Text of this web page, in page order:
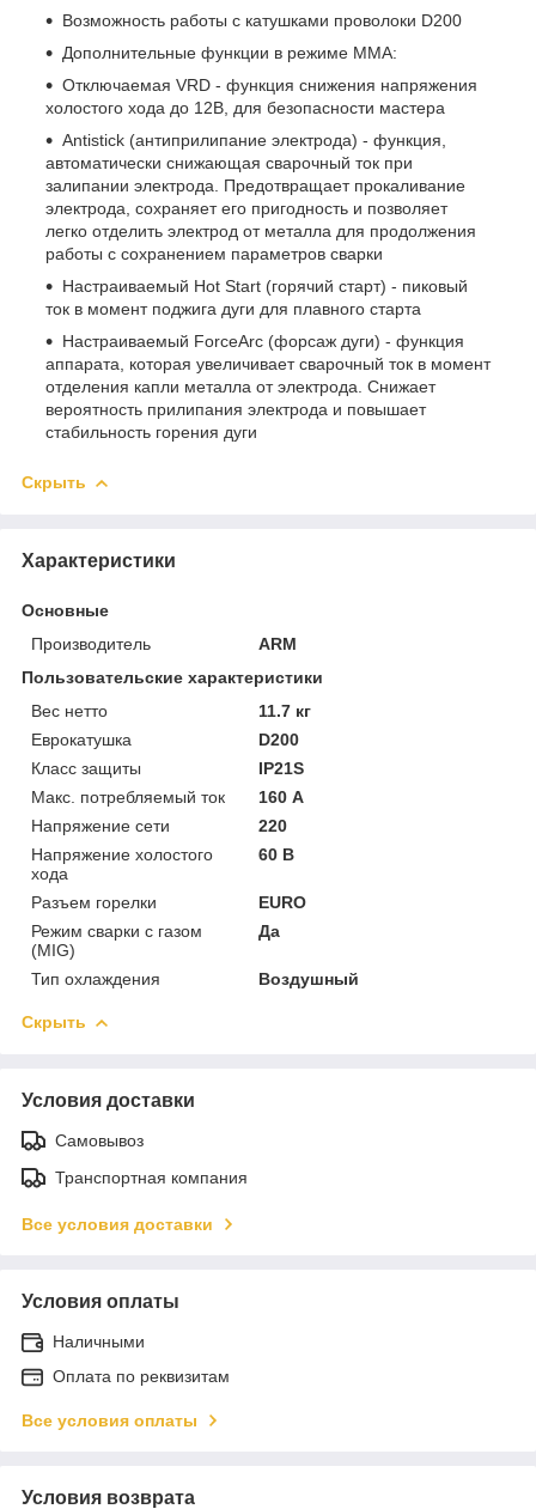
Возможность работы с катушками проволоки D200
Дополнительные функции в режиме ММА:
Отключаемая VRD - функция снижения напряжения
холостого хода до 12В, для безопасности мастера
Antistick (антиприлипание электрода) - функция,
автоматически снижающая сварочный ток при
залипании электрода. Предотвращает прокаливание
электрода, сохраняет его пригодность и позволяет
легко отделить электрод от металла для продолжения
работы с сохранением параметров сварки
Настраиваемый Hot Start (горячий старт) - пиковый
ток в момент поджига дуги для плавного старта
Настраиваемый ForceArc (форсаж дуги) - функция
аппарата, которая увеличивает сварочный ток в момент
отделения капли металла от электрода. Снижает
вероятность прилипания электрода и повышает
стабильность горения дуги
Скрыть
Характеристики
Основные
Производитель
ARM
Пользовательские характеристики
Вес нетто
11.7 кг
Еврокатушка
D200
Класс защиты
IP21S
Макс. потребляемый ток
160 А
Напряжение сети
220
Напряжение холостого
хода
60 В
Разъем горелки
EURO
Режим сварки с газом
(MIG)
Да
Тип охлаждения Воздушный
Скрыть
Условия доставки
Самовывоз
Транспортная компания
Все условия доставки
Условия оплаты
Наличными
Оплата по реквизитам
Все условия оплаты
Условия возврата